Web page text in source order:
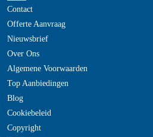
Contact
Offerte Aanvraag
Nieuwsbrief
Over Ons
Algemene Voorwaarden
Top Aanbiedingen
Blog
Cookiebeleid
Copyright